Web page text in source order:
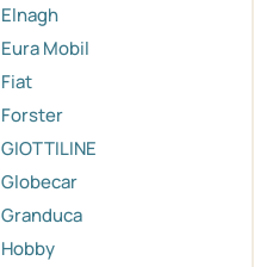
Elnagh
Eura Mobil
Fiat
Forster
GIOTTILINE
Globecar
Granduca
Hobby